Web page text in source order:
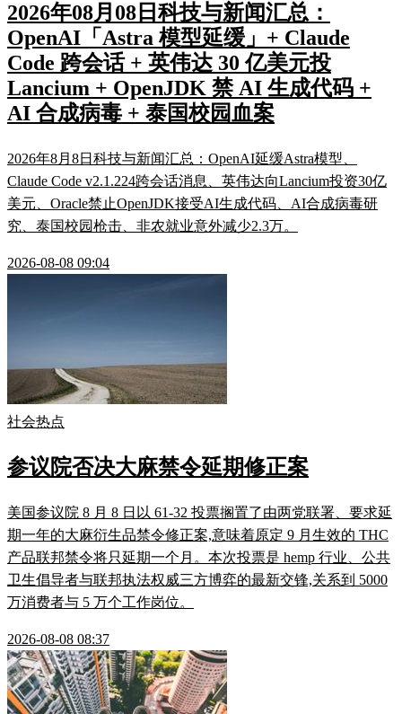
2026年08月08日科技与新闻汇总：
OpenAI「Astra 模型延缓」+ Claude
Code 跨会话 + 英伟达 30 亿美元投
Lancium + OpenJDK 禁 AI 生成代码 +
AI 合成病毒 + 泰国校园血案
2026年8月8日科技与新闻汇总：OpenAI延缓Astra模型、
Claude Code v2.1.224跨会话消息、英伟达向Lancium投资30亿
美元、Oracle禁止OpenJDK接受AI生成代码、AI合成病毒研
究、泰国校园枪击、非农就业意外减少2.3万。
2026-08-08 09:04
社会热点
参议院否决大麻禁令延期修正案
美国参议院 8 月 8 日以 61-32 投票搁置了由两党联署、要求延
期一年的大麻衍生品禁令修正案,意味着原定 9 月生效的 THC
产品联邦禁令将只延期一个月。本次投票是 hemp 行业、公共
卫生倡导者与联邦执法权威三方博弈的最新交锋,关系到 5000
万消费者与 5 万个工作岗位。
2026-08-08 08:37